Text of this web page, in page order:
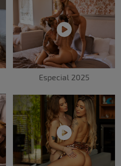
Especial 2025